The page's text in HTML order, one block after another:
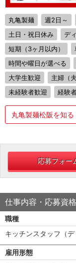
丸亀製麺 週2日～
土日・祝日休み
デ
短期（3ヶ月以内）
時間や曜日が選べる
大学生歓迎
主婦（
未経験者歓迎
経験
丸亀製麺松阪を知る
応募フォー
仕事内容・応募資格
職種
キッチンスタッフ（デ
雇用形態